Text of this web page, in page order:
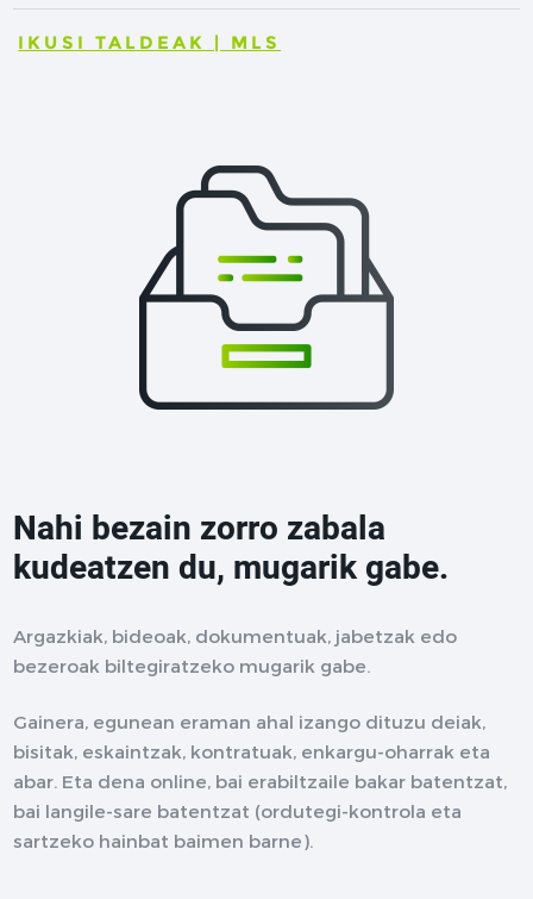
IKUSI TALDEAK | MLS
Nahi bezain zorro zabala
kudeatzen du, mugarik gabe.
Argazkiak, bideoak, dokumentuak, jabetzak edo
bezeroak biltegiratzeko mugarik gabe.
Gainera, egunean eraman ahal izango dituzu deiak,
bisitak, eskaintzak, kontratuak, enkargu-oharrak eta
abar. Eta dena online, bai erabiltzaile bakar batentzat,
bai langile-sare batentzat (ordutegi-kontrola eta
sartzeko hainbat baimen barne).